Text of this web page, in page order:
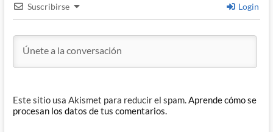
Suscribirse Login
Este sitio usa Akismet para reducir el spam.Aprende cómo se
procesan los datos de tus comentarios.